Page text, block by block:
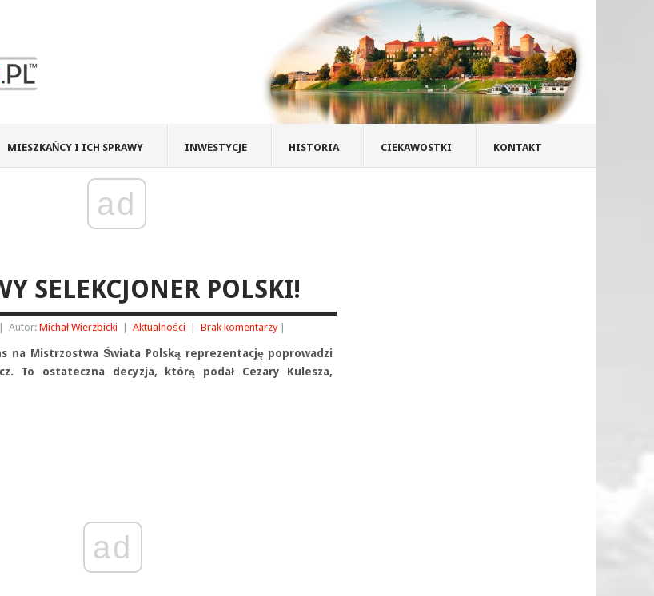
MIESZKAŃCY I ICH SPRAWY INWESTYCJE HISTORIA CIEKAWOSTKI KONTAKT
ad
SELEKCJONER POLSKI!
Autor: Michał Wierzbicki Aktualności Brak komentarzy
na Mistrzostwa Świata Polską reprezentację poprowadzi
To ostateczna decyzja, którą podał Cezary Kulesza,
ad